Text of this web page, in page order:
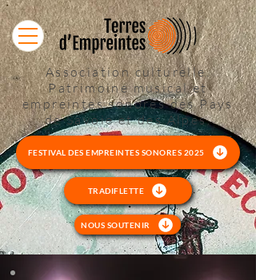
Association culturelle.
Patrimoine musical et
empreintes sonores des Pays
de Savoie et des Alpes.
FESTIVAL DES EMPREINTES SONORES 2025
NOUS SOUTENIR
TRADIFLETTE